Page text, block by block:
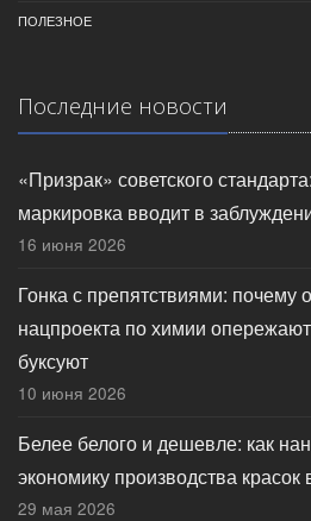
ПОЛЕЗНОЕ
Последние новости
«Призрак» советского
маркировка вводит в
16 июня 2026
Гонка с препятствиями: почему
нацпроекта по химии
буксуют
10 июня 2026
Белее белого и дешевле: как
экономику производства красок
29 мая 2026